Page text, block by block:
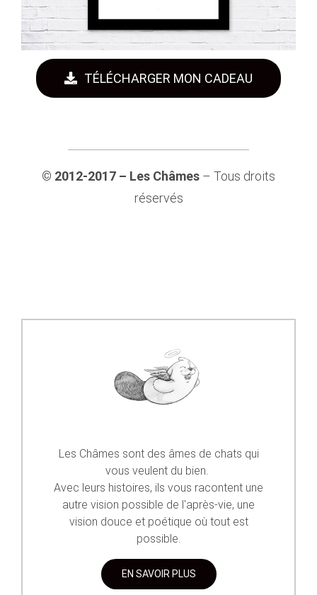
TÉLÉCHARGER MON CADEAU
© 2012-2017 – Les Châmes – Tous droits
réservés
Les Châmes sont des âmes de chats qui
vous veulent du bien.
Avec leurs histoires, ils vous racontent une
autre vision possible de l'après-vie, une
vision douce et poétique où tout est
possible.
EN SAVOIR PLUS